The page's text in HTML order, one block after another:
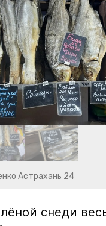
Астрахань 24
снеди